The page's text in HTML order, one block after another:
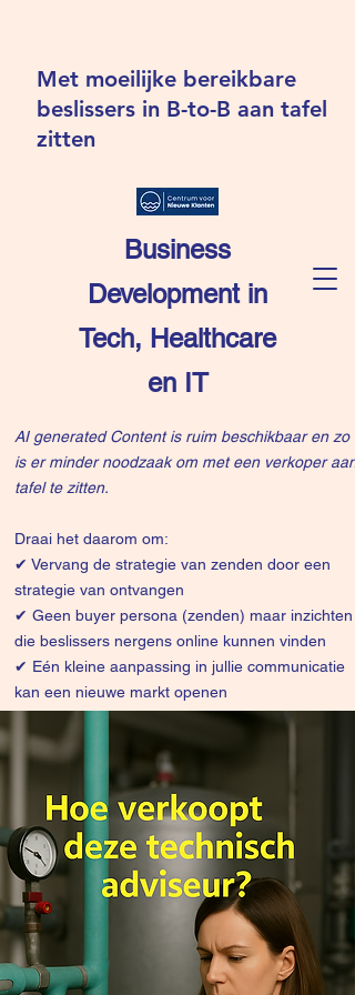
Business
Development in
Tech, Healthcare
en IT
Met moeilijke bereikbare
beslissers in B-to-B aan tafel
zitten
AI generated Content is ruim beschikbaar en zo
is er minder noodzaak om met een verkoper aan
tafel te zitten.
Draai het daarom om:
✔ Vervang de strategie van zenden door een
strategie van ontvangen
✔ Geen buyer persona (zenden) maar inzichten
die beslissers nergens online kunnen vinden
✔ Eén kleine aanpassing in jullie communicatie
kan een nieuwe markt openen